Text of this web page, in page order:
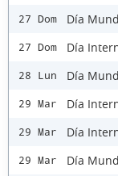
27 Dom Día
27 Dom Día
28 Lun Día
29 Mar Día
29 Mar Día
29 Mar Día